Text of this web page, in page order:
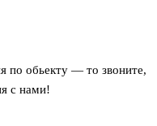
по обьекту — то звоните,
с нами!